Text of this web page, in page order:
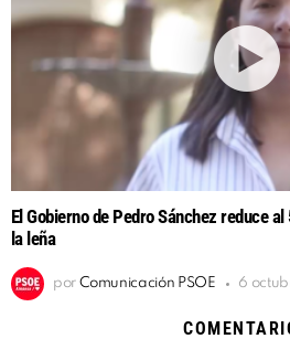
El Gobierno de Pedro Sánchez reduce
la leña
por Comunicación PSOE 6